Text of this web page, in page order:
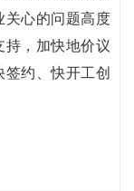
关心的问题高度
持，加快地价议
约、快开工创